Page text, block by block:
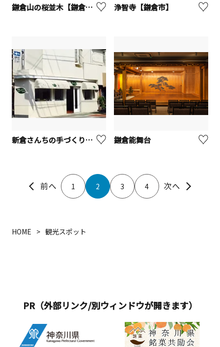
鎌倉山の桜並木【鎌倉市】 浄智寺【鎌倉市】
新倉さんちの手づくりジャム 鎌倉店 鎌倉能舞台
1 2 3 4
HOME 観光スポット
PR（外部リンク/別ウィンドウが開きます）